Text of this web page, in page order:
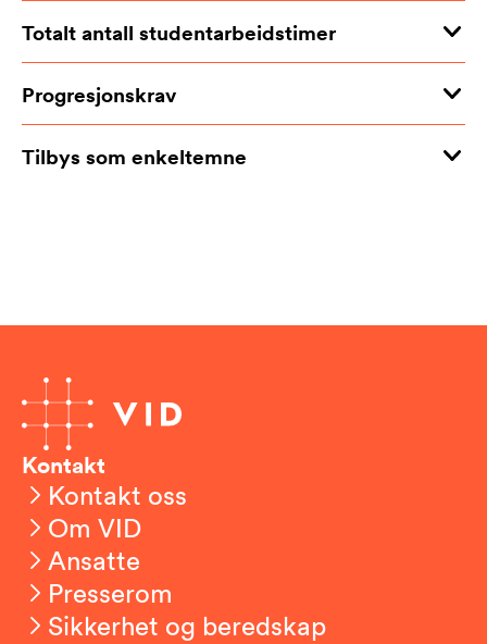
Totalt antall studentarbeidstimer
Progresjonskrav
Tilbys som enkeltemne
Kontakt
Kontakt oss
Om VID
Ansatte
Presserom
Sikkerhet og beredskap